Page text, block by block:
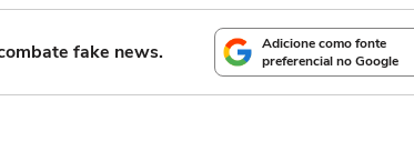
fake news.
Adicione como fonte
preferencial no Google